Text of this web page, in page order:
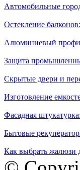
Автомобильные
Остекление
Алюминиевый
Защита
Скрытые двери и
Изготовление
Фасадная
Бытовые
Как выбрать жалюзи